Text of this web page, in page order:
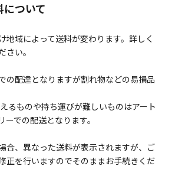
ついて
地域によって送料が変わります。詳しく
さい。
の配達となりますが割れ物などの易損品
るものや持ち運びが難しいものはアート
での配送となります。
、異なった送料が表示されますが、ご
正を行いますのでそのままお手続きくだ